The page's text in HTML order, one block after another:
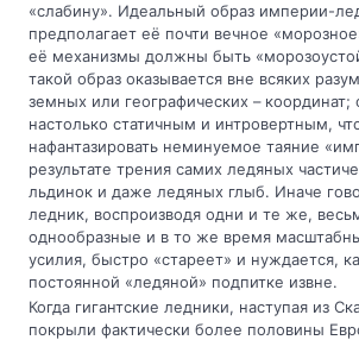
«слабину». Идеальный образ империи-
предполагает её почти вечное
её механизмы должны быть
такой образ оказывается вне всяких
земных или географических – координат;
настолько статичным и интровертным,
нафантазировать неминуемое таяние
результате трения самих ледяных
льдинок и даже ледяных глыб. Иначе
ледник, воспроизводя одни и те же,
однообразные и в то же время
усилия, быстро «стареет» и нуждается,
постоянной «ледяной» подпитке извне.
Когда гигантские ледники, наступая из
покрыли фактически более половины